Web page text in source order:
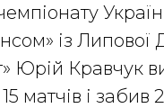
із Липової
Юрій Кравчук
матчів і забив 2